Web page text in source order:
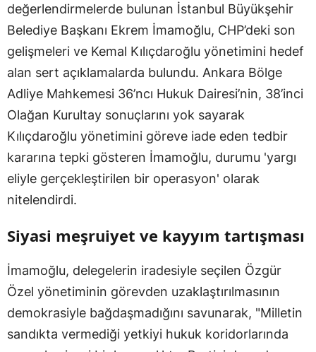
değerlendirmelerde bulunan İstanbul Büyükşehir
Belediye Başkanı Ekrem İmamoğlu, CHP’deki son
gelişmeleri ve Kemal Kılıçdaroğlu yönetimini hedef
alan sert açıklamalarda bulundu. Ankara Bölge
Adliye Mahkemesi 36’ncı Hukuk Dairesi’nin, 38’inci
Olağan Kurultay sonuçlarını yok sayarak
Kılıçdaroğlu yönetimini göreve iade eden tedbir
kararına tepki gösteren İmamoğlu, durumu 'yargı
eliyle gerçekleştirilen bir operasyon' olarak
nitelendirdi.
Siyasi meşruiyet ve kayyım tartışması
İmamoğlu, delegelerin iradesiyle seçilen Özgür
Özel yönetiminin görevden uzaklaştırılmasının
demokrasiyle bağdaşmadığını savunarak, "Milletin
sandıkta vermediği yetkiyi hukuk koridorlarında